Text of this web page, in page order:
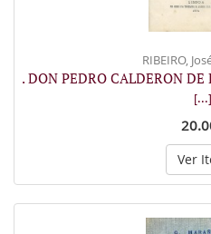
RIBEIRO,
. DON PEDRO CALDERON
[...]
Ver